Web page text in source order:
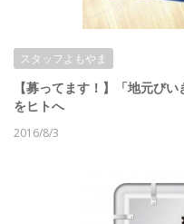
スタッフよもやま
【募ってます！】「地元び
をヒトへ
2016/8/3